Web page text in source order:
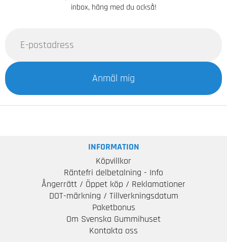
inbox, häng med du också!
Anmäl mig
INFORMATION
Köpvillkor
Räntefri delbetalning - Info
Ångerrätt / Öppet köp / Reklamationer
DOT-märkning / Tillverkningsdatum
Paketbonus
Om Svenska Gummihuset
Kontakta oss